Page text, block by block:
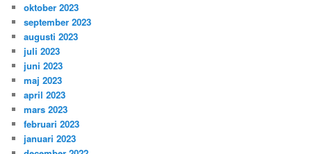
oktober 2023
september 2023
augusti 2023
juli 2023
juni 2023
maj 2023
april 2023
mars 2023
februari 2023
januari 2023